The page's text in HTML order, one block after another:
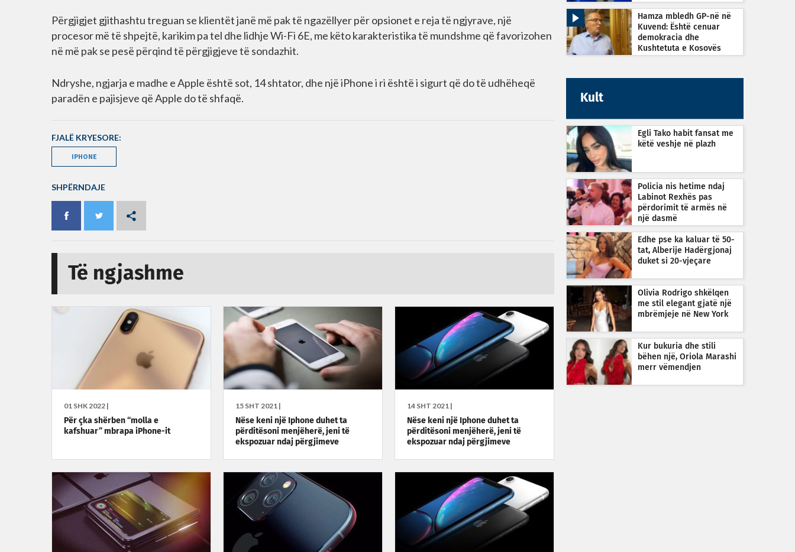
Përgjigjet gjithashtu treguan se klientët janë më pak të ngazëllyer për opsionet e reja të ngjyrave, një
procesor më të shpejtë, karikim pa tel dhe lidhje Wi-Fi 6E, me këto karakteristika të mundshme që favorizohen
në më pak se pesë përqind të përgjigjeve të sondazhit.
Ndryshe, ngjarja e madhe e Apple është sot, 14 shtator, dhe një iPhone i ri është i sigurt që do të udhëheqë
paradën e pajisjeve që Apple do të shfaqë.
FJALË KRYESORE:
IPHONE
SHPËRNDAJE
Të ngjashme
01 SHK 2022 |
Për çka shërben “molla e
kafshuar” mbrapa iPhone-it
15 SHT 2021 |
Nëse keni një Iphone duhet ta
përditësoni menjëherë, jeni të
ekspozuar ndaj përgjimeve
14 SHT 2021 |
Nëse keni një Iphone duhet ta
përditësoni menjëherë, jeni të
ekspozuar ndaj përgjimeve
Hamza mbledh GP-në në
Kuvend: Është cenuar
demokracia dhe
Kushtetuta e Kosovës
Kult
Egli Tako habit fansat me
këtë veshje në plazh
Policia nis hetime ndaj
Labinot Rexhës pas
përdorimit të armës në
një dasmë
Edhe pse ka kaluar të 50-
tat, Alberije Hadërgjonaj
duket si 20-vjeçare
Olivia Rodrigo shkëlqen
me stil elegant gjatë një
mbrëmjeje në New York
Kur bukuria dhe stili
bëhen një, Oriola Marashi
merr vëmendjen